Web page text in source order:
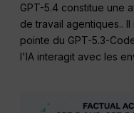
GPT-5.4 constitue une
de travail agentiques..
pointe du GPT-5.3-
l'IA interagit avec les